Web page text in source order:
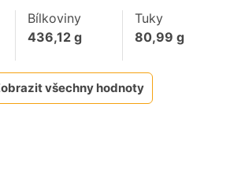
Bílkoviny
436,12g
Tuky
80,99 g
všechny hodnoty